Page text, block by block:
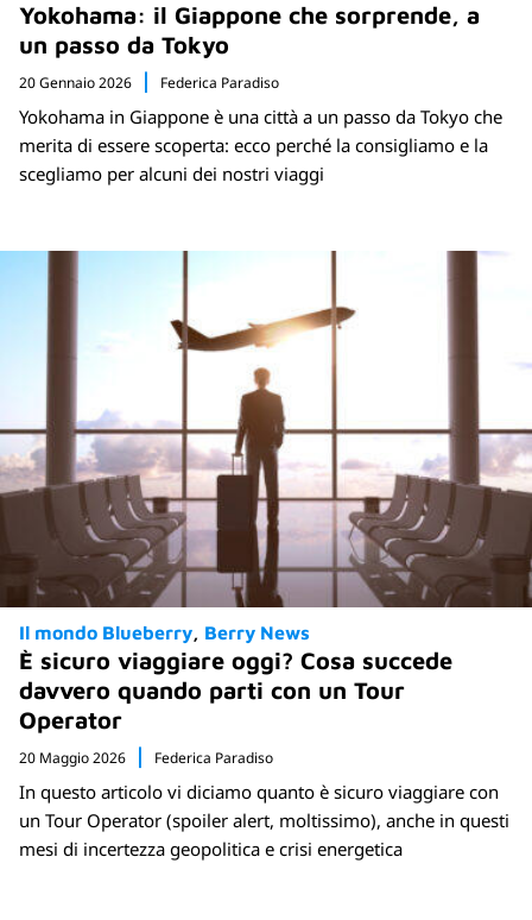
Yokohama: il Giappone che sorprende, a
un passo da Tokyo
20 Gennaio 2026 Federica Paradiso
Yokohama in Giappone è una città a un passo da Tokyo che
merita di essere scoperta: ecco perché la consigliamo e la
scegliamo per alcuni dei nostri viaggi
Il mondo Blueberry Berry News
È sicuro viaggiare oggi? Cosa succede
davvero quando parti con un Tour
Operator
20 Maggio 2026 Federica Paradiso
In questo articolo vi diciamo quanto è sicuro viaggiare con
un Tour Operator (spoiler alert, moltissimo), anche in questi
mesi di incertezza geopolitica e crisi energetica